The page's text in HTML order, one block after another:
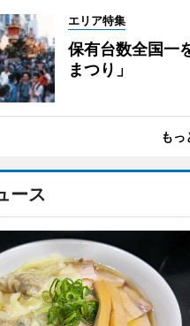
エリア特集
保有台数全国一
まつり」
もっ
ース